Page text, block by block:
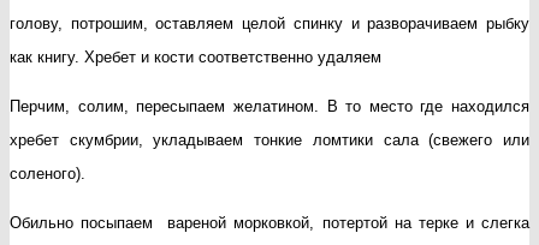
голову, потрошим, оставляем целой спинку и разворачиваем рыбку
как книгу. Хребет и кости соответственно удаляем
Перчим, солим, пересыпаем желатином. В то место где находился
хребет скумбрии, укладываем тонкие ломтики сала (свежего или
соленого).
Обильно посыпаем вареной морковкой, потертой на терке и слегка